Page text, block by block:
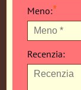
Meno:*
Recenzia: